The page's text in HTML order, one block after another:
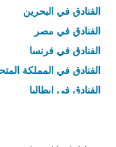
الفنادق في البحرين
الفنادق في مصر
الفنادق في فرنسا
الفنادق في المملكة
الفنادق في إيطاليا